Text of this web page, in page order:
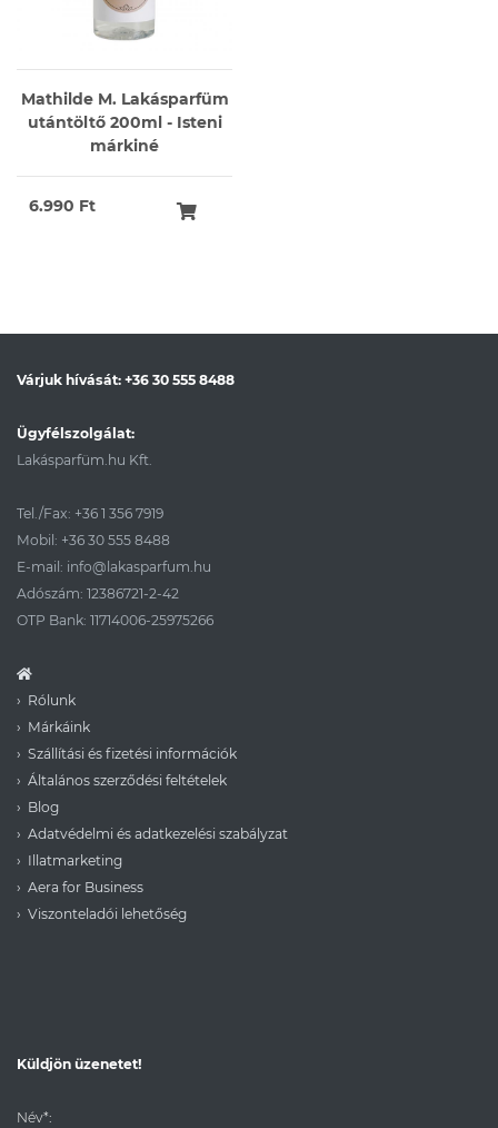
Mathilde M. Lakásparfüm
utántöltő 200ml - Isteni
márkiné
6.990 Ft
Várjuk hívását: +36 30 555 8488
Ügyfélszolgálat:
Lakásparfüm.hu Kft.
Tel./Fax: +36 1 356 7919
Mobil: +36 30 555 8488
E-mail: info@lakasparfum.hu
Adószám: 12386721-2-42
OTP Bank: 11714006-25975266
Rólunk
Márkáink
Szállítási és fizetési információk
Általános szerződési feltételek
Blog
Adatvédelmi és adatkezelési szabályzat
Illatmarketing
Aera for Business
Viszonteladói lehetőség
Küldjön üzenetet!
Név*: